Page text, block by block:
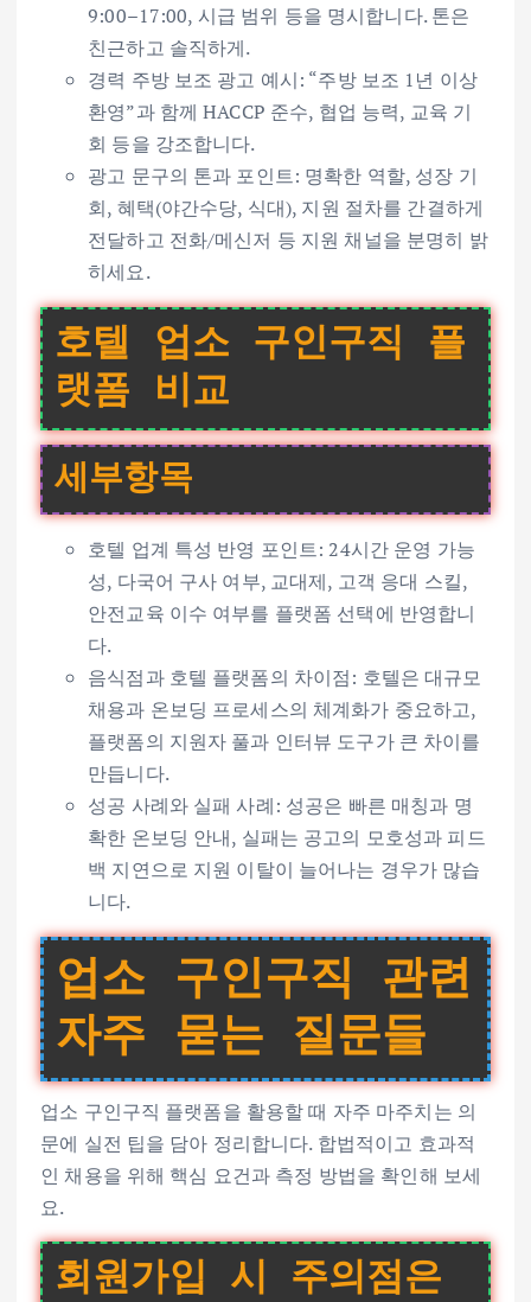
9:00–17:00, 시급 범위 등을 명시합니다. 톤은
친근하고 솔직하게.
경력 주방 보조 광고 예시: “주방 보조 1년 이상
환영”과 함께 HACCP 준수, 협업 능력, 교육 기
회 등을 강조합니다.
광고 문구의 톤과 포인트: 명확한 역할, 성장 기
회, 혜택(야간수당, 식대), 지원 절차를 간결하게
전달하고 전화/메신저 등 지원 채널을 분명히 밝
히세요.
호텔 업소 구인구직 플
랫폼 비교
세부항목
호텔 업계 특성 반영 포인트: 24시간 운영 가능
성, 다국어 구사 여부, 교대제, 고객 응대 스킬,
안전교육 이수 여부를 플랫폼 선택에 반영합니
다.
음식점과 호텔 플랫폼의 차이점: 호텔은 대규모
채용과 온보딩 프로세스의 체계화가 중요하고,
플랫폼의 지원자 풀과 인터뷰 도구가 큰 차이를
만듭니다.
성공 사례와 실패 사례: 성공은 빠른 매칭과 명
확한 온보딩 안내, 실패는 공고의 모호성과 피드
백 지연으로 지원 이탈이 늘어나는 경우가 많습
니다.
업소 구인구직 관련
자주 묻는 질문들
업소 구인구직 플랫폼을 활용할 때 자주 마주치는 의
문에 실전 팁을 담아 정리합니다. 합법적이고 효과적
인 채용을 위해 핵심 요건과 측정 방법을 확인해 보세
요.
회원가입 시 주의점은